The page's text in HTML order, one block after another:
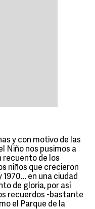
y con motivo de las
Niño nos pusimos a
recuento de los
niños que crecieron
en una ciudad
de gloria, por así
recuerdos -bastante
el Parque de la